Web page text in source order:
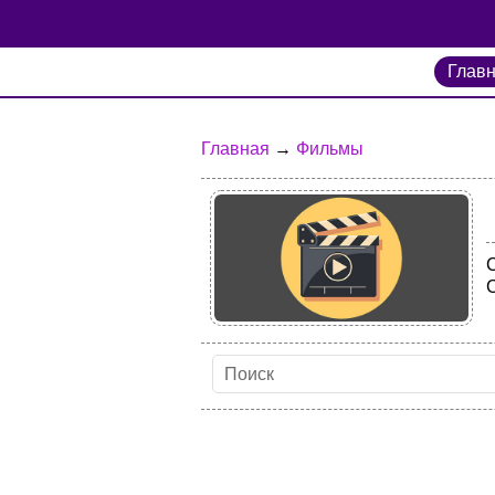
Главная → Фильмы